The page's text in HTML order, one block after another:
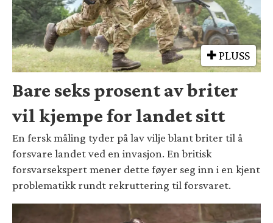
PLUSS
Bare seks prosent av briter
vil kjempe for landet sitt
En fersk måling tyder på lav vilje blant briter til å
forsvare landet ved en invasjon. En britisk
forsvarsekspert mener dette føyer seg inn i en kjent
problematikk rundt rekruttering til forsvaret.